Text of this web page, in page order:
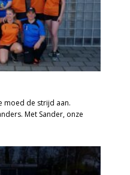
moed de strijd aan.
Met Sander, onze